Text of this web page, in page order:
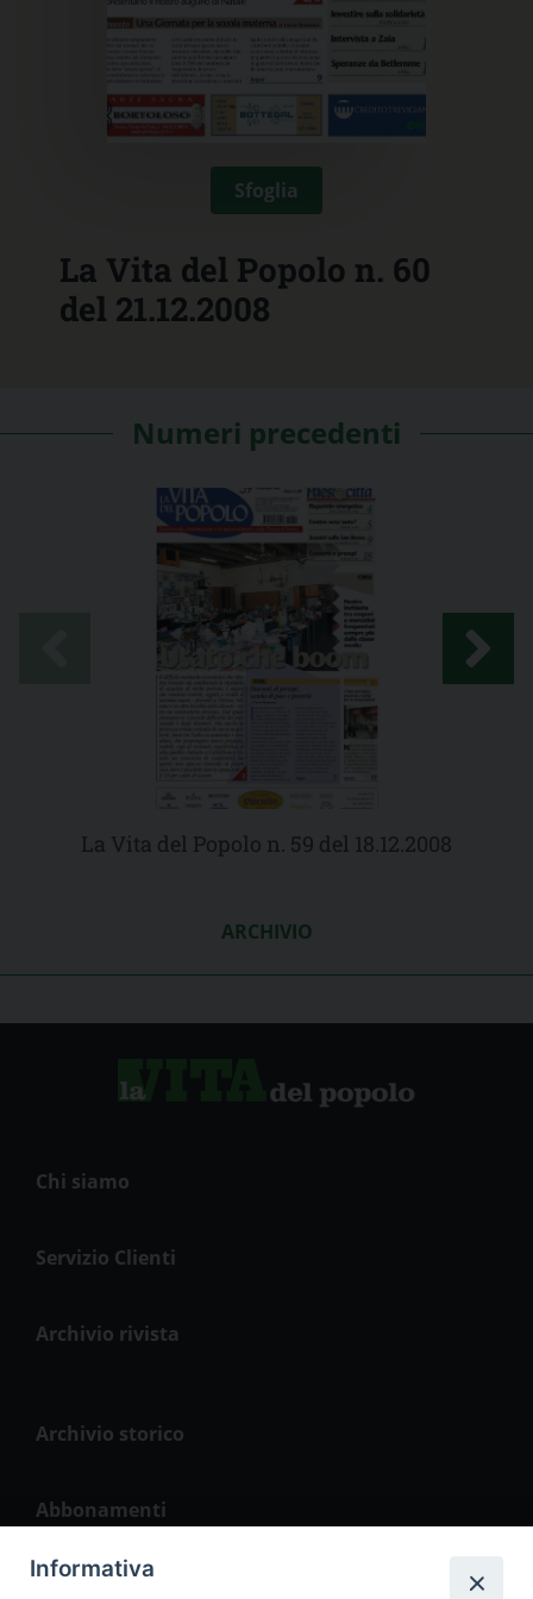
Sfoglia
La Vita del Popolo n. 60
del 21.12.2008
Numeri precedenti
La Vita del Popolo n. 59 del 18.12.2008
ARCHIVIO
Chi siamo
Servizio Clienti
Archivio rivista
Archivio storico
Abbonamenti
Informativa